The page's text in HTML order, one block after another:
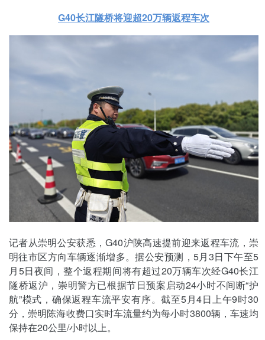
G40长江隧桥将迎超20万辆返程车次
记者从崇明公安获悉，G40沪陕高速提前迎来返程车流，崇
明往市区方向车辆逐渐增多。据公安预测，5月3日下午至5
月5日夜间，整个返程期间将有超过20万辆车次经G40长江
隧桥返沪，崇明警方已根据节日预案启动24小时不间断“护
航”模式，确保返程车流平安有序。截至5月4日上午9时30
分，崇明陈海收费口实时车流量约为每小时3800辆，车速均
保持在20公里/小时以上。